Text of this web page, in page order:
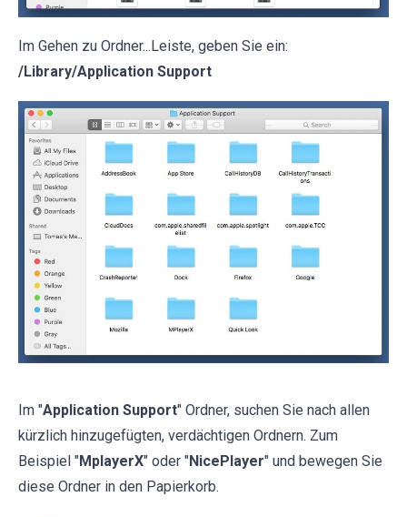
Im Gehen zu Ordner...Leiste, geben Sie ein:
/Library/Application Support
Im "Application Support" Ordner, suchen Sie nach allen
kürzlich hinzugefügten, verdächtigen Ordnern. Zum
Beispiel "MplayerX" oder "NicePlayer" und bewegen Sie
diese Ordner in den Papierkorb.